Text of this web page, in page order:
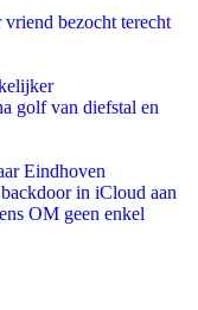
vriend bezocht terecht
golf van diefstal en
Eindhoven
in iCloud aan
OM geen enkel